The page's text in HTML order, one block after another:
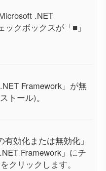
.NET
ックボックスが「■」
Framework」が無
トール)。
効化または無効化」
Framework」にチ
クリックします。